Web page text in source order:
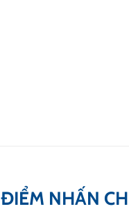
ĐIỂM NHẤN